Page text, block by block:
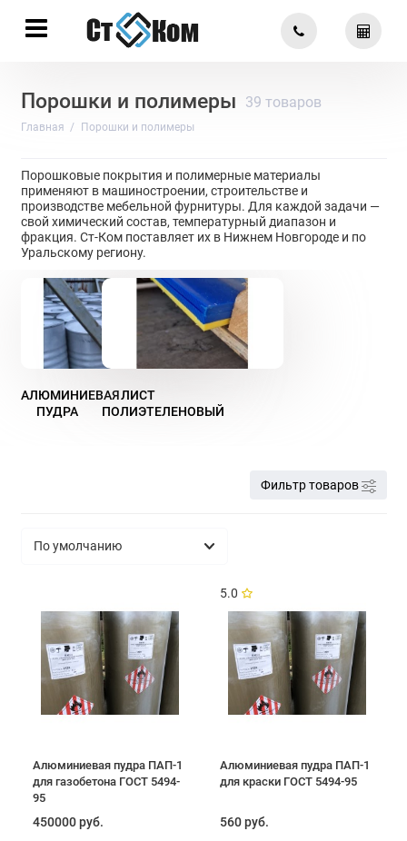
Порошки и полимеры 39 товаров
Главная Порошки и полимеры
Порошковые покрытия и полимерные материалы
применяют в машиностроении, строительстве и
производстве мебельной фурнитуры. Для каждой задачи —
свой химический состав, температурный диапазон и
фракция. Ст-Ком поставляет их в Нижнем Новгороде и по
Уральскому региону.
АЛЮМИНИЕВАЯ
ПУДРА
ЛИСТ
ПОЛИЭТЕЛЕНОВЫЙ
Фильтр товаров
Алюминиевая пудра ПАП-1
для газобетона ГОСТ 5494-
95
450000 руб.
5.0
Алюминиевая пудра ПАП-1
для краски ГОСТ 5494-95
560 руб.